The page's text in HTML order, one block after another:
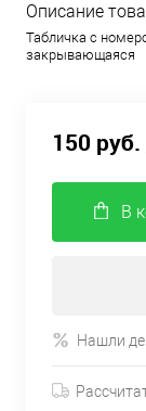
Описание
Табличка с
закрывающаяся
150 руб.
В
Нашли